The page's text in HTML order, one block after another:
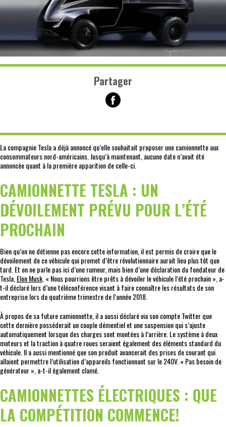
Partager
La compagnie Tesla a déjà annoncé qu’elle souhaitait proposer une camionnette aux
consommateurs nord-américains. Jusqu’à maintenant, aucune date n’avait été
annoncée quant à la première apparition de celle-ci.
CAMIONNETTE TESLA : UN
DÉVOILEMENT PRÉVU POUR L’ÉTÉ
PROCHAIN
Bien qu’on ne détienne pas encore cette information, il est permis de croire que le
dévoilement de ce véhicule qui promet d’être révolutionnaire aurait lieu plus tôt que
tard. Et on ne parle pas ici d’une rumeur, mais bien d’une déclaration du fondateur de
Tesla, Elon Musk . « Nous pourrions être prêts à dévoiler le véhicule l’été prochain », a-
t-il déclaré lors d’une téléconférence visant à faire connaître les résultats de son
entreprise lors du quatrième trimestre de l’année 2018.
À propos de sa future camionnette, il a aussi déclaré via son compte Twitter que
cette dernière posséderait un couple démentiel et une suspension qui s’ajuste
automatiquement lorsque des charges sont montées à l’arrière. Le système à deux
moteurs et la traction à quatre roues seraient également des éléments standard du
véhicule. Il a aussi mentionné que son produit avancerait des prises de courant qui
allaient permettre l’utilisation d’appareils fonctionnant sur le 240V. « Pas besoin de
générateur », a-t-il également clamé.
CAMIONNETTES ÉLECTRIQUES : QUE
LA COMPÉTITION COMMENCE!